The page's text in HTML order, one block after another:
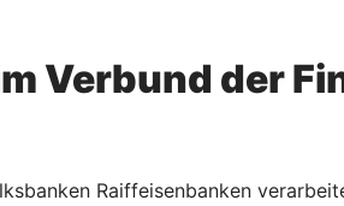
Verbund der
Raiffeisenbanken